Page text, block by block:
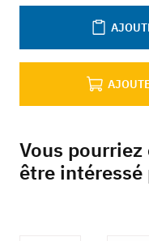
Vous pourriez
être intéressé